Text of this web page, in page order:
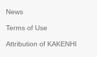
News
Terms of Use
Attribution of KAKENHI